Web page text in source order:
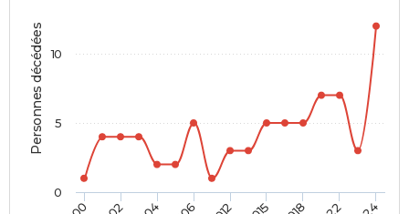
Personnes décédées
0
5
10